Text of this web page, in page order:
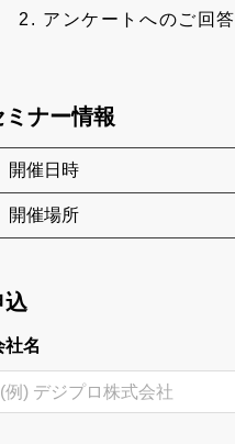
アンケートへのご回答
ミナー情報
開催日時
開催場所
込
社名